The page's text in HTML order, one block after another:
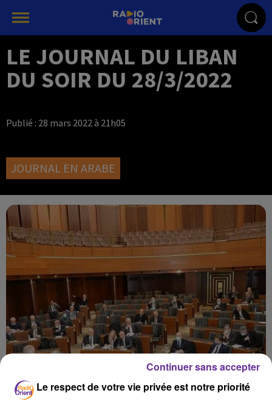
LE JOURNAL DU LIBAN
DU SOIR DU 28/3/2022
Publié : 28 mars 2022 à 21h05
JOURNAL EN ARABE
Le respect de votre vie privée est notre priorité
Continuer sans accepter